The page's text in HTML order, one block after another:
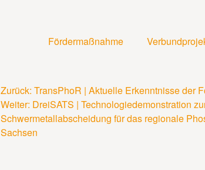
Fördermaßnahme
Zurück: TransPhoR | Aktuelle Erkenntnisse der
Weiter: DreiSATS | Technologiedemonstration
Schwermetallabscheidung für das regionale
Sachsen